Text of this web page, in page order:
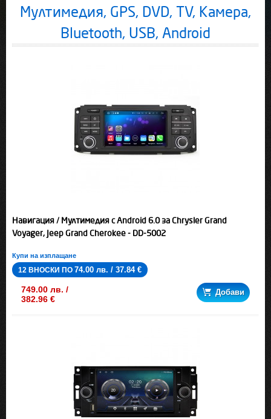
Мултимедия, GPS, DVD, TV, Камера,
Bluetooth, USB, Android
Навигация / Мултимедия с Android 6.0 за Chrysler Grand
Voyager, Jeep Grand Cherokee - DD-5002
Купи на изплащане
12 ВНОСКИ ПО 74.00 лв. / 37.84 €
749.00 лв. /
382.96 €
Добави